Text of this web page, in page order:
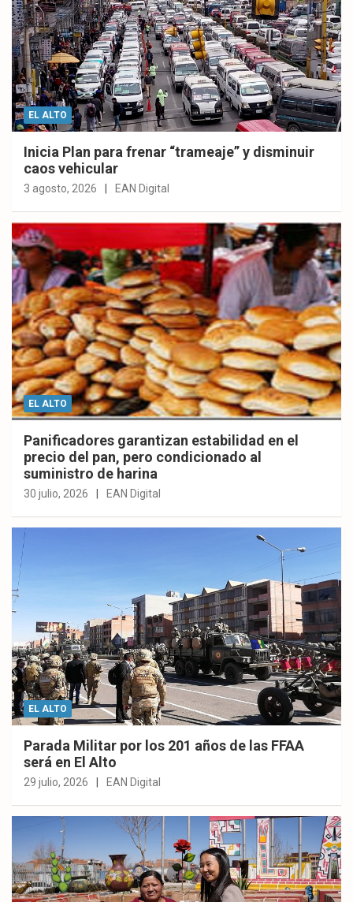
EL ALTO
Inicia Plan para frenar “trameaje” y disminuir
caos vehicular
3 agosto, 2026 EAN Digital
EL ALTO
Panificadores garantizan estabilidad en el
precio del pan, pero condicionado al
suministro de harina
30 julio, 2026 EAN Digital
EL ALTO
Parada Militar por los 201 años de las FFAA
será en El Alto
29 julio, 2026 EAN Digital